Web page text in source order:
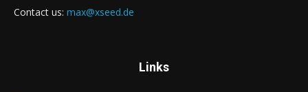
Contact us: max@xseed.de
Links